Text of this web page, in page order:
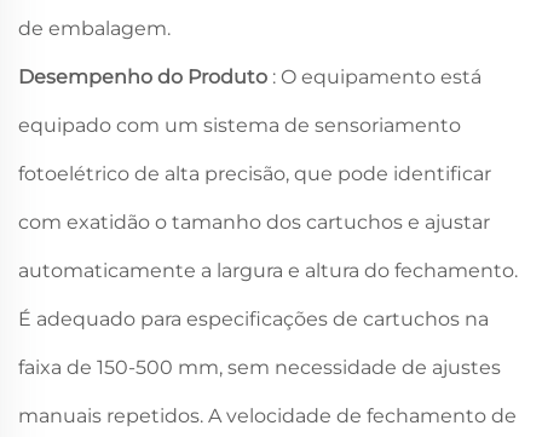
de embalagem.
Desempenho do Produto : O equipamento está
equipado com um sistema de sensoriamento
fotoelétrico de alta precisão, que pode identificar
com exatidão o tamanho dos cartuchos e ajustar
automaticamente a largura e altura do fechamento.
É adequado para especificações de cartuchos na
faixa de 150-500 mm, sem necessidade de ajustes
manuais repetidos. A velocidade de fechamento de